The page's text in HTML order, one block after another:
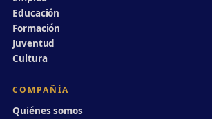
Educación
Formación
Juventud
Cultura
COMPAÑÍA
Quiénes somos